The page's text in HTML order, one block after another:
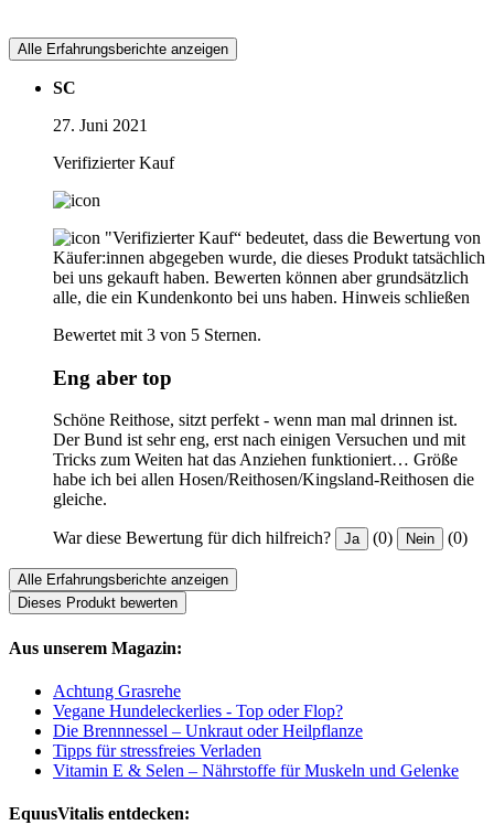
Alle Erfahrungsberichte anzeigen
SC
27. Juni 2021
Verifizierter Kauf
"Verifizierter Kauf“ bedeutet, dass die Bewertung von
Käufer:innen abgegeben wurde, die dieses Produkt tatsächlich
bei uns gekauft haben. Bewerten können aber grundsätzlich
alle, die ein Kundenkonto bei uns haben. Hinweis schließen
Bewertet mit 3 von 5 Sternen.
Eng aber top
Schöne Reithose, sitzt perfekt - wenn man mal drinnen ist.
Der Bund ist sehr eng, erst nach einigen Versuchen und mit
Tricks zum Weiten hat das Anziehen funktioniert… Größe
habe ich bei allen Hosen/Reithosen/Kingsland-Reithosen die
gleiche.
War diese Bewertung für dich hilfreich? Ja (0) Nein (0)
Alle Erfahrungsberichte anzeigen
Dieses Produkt bewerten
Aus unserem Magazin:
Achtung Grasrehe
Vegane Hundeleckerlies - Top oder Flop?
Die Brennnessel – Unkraut oder Heilpflanze
Tipps für stressfreies Verladen
Vitamin E & Selen – Nährstoffe für Muskeln und Gelenke
EquusVitalis entdecken: